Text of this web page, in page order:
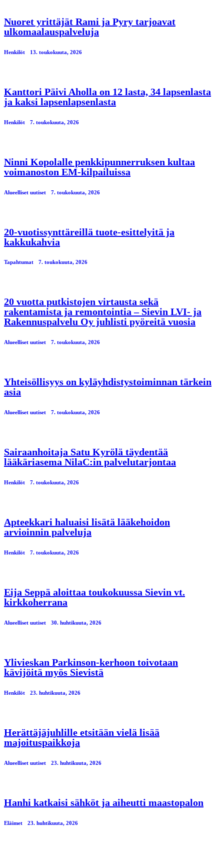
Nuoret yrittäjät Rami ja Pyry tarjoavat
ulkomaalauspalveluja
Henkilöt 13. toukokuuta, 2026
Kanttori Päivi Aholla on 12 lasta, 34 lapsenlasta
ja kaksi lapsenlapsenlasta
Henkilöt 7. toukokuuta, 2026
Ninni Kopolalle penkkipunnerruksen kultaa
voimanoston EM-kilpailuissa
Alueelliset uutiset 7. toukokuuta, 2026
20-vuotissynttäreillä tuote-esittelyitä ja
kakkukahvia
Tapahtumat 7. toukokuuta, 2026
20 vuotta putkistojen virtausta sekä
rakentamista ja remontointia – Sievin LVI- ja
Rakennuspalvelu Oy juhlisti pyöreitä vuosia
Alueelliset uutiset 7. toukokuuta, 2026
Yhteisöllisyys on kyläyhdistystoiminnan tärkein
asia
Alueelliset uutiset 7. toukokuuta, 2026
Sairaanhoitaja Satu Kyrölä täydentää
lääkäriasema NilaC:in palvelutarjontaa
Henkilöt 7. toukokuuta, 2026
Apteekkari haluaisi lisätä lääkehoidon
arvioinnin palveluja
Henkilöt 7. toukokuuta, 2026
Eija Seppä aloittaa toukokuussa Sievin vt.
kirkkoherrana
Alueelliset uutiset 30. huhtikuuta, 2026
Ylivieskan Parkinson-kerhoon toivotaan
kävijöitä myös Sievistä
Henkilöt 23. huhtikuuta, 2026
Herättäjäjuhlille etsitään vielä lisää
majoituspaikkoja
Alueelliset uutiset 23. huhtikuuta, 2026
Hanhi katkaisi sähköt ja aiheutti maastopalon
Eläimet 23. huhtikuuta, 2026